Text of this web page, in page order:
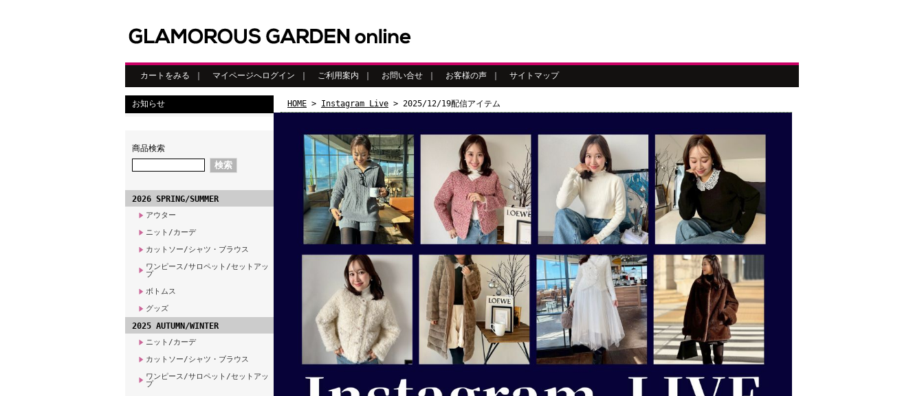
カートをみる マイページへログイン ご利用案内 お問い合せ お客様の声 サイトマップ
お知らせ
商品検索
2026 SPRING/SUMMER
アウター
ニット/カーデ
カットソー/シャツ・ブラウス
ワンピース/サロペット/セットアッ
プ
ボトムス
グッズ
2025 AUTUMN/WINTER
ニット/カーデ
カットソー/シャツ・ブラウス
ワンピース/サロペット/セットアッ
プ
HOME > Instagram Live > 2025/12/19配信アイテム